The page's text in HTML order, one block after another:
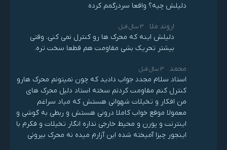
دلیلش چیه؟ واقعا سردرگمم کرده
اروند ملا 3 سال قبل
دلیلش اینه که محرک ها رو کنترل نمی کنی. وقتی
بیشتر تحریک بشی مقاومت هم قطعا سخت تره.
محمد 3 سال قبل
استاد سلام مجدد جواب دادید که چون نمیتونم محرک هارو
کنترل کنم مقاومت کردنم سخته استاد دلیل محرک های
من افکار و تخیلات شهوانی هستش که میاد سراغم
معمولا موقع خواب کاملا درونی هستش و ربطی به گوشی و
اینترنت و پورن و محیط خارجی نداره انگار تخیلات و فکرم با
اینجور چیزا آمیخته شده این آزارم میده نه محرک بیرونی